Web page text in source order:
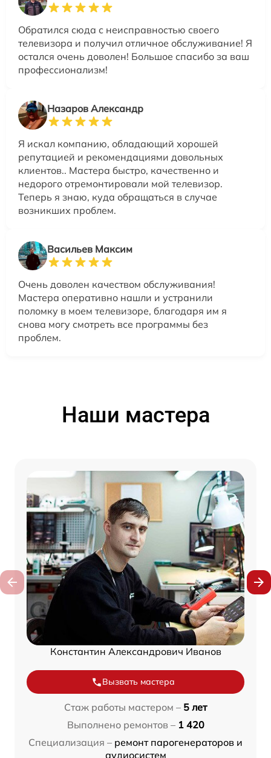
Обратился сюда с неисправностью своего
телевизора и получил отличное обслуживание! Я
остался очень доволен! Большое спасибо за ваш
профессионализм!
Назаров Александр
Я искал компанию, обладающий хорошей
репутацией и рекомендациями довольных
клиентов.. Мастера быстро, качественно и
недорого отремонтировали мой телевизор.
Теперь я знаю, куда обращаться в случае
возникших проблем.
Васильев Максим
Очень доволен качеством обслуживания!
Мастера оперативно нашли и устранили
поломку в моем телевизоре, благодаря им я
снова могу смотреть все программы без
проблем.
Наши мастера
Константин Александрович Иванов
Вызвать мастера
Стаж работы мастером – 5 лет
Выполнено ремонтов – 1 420
Специализация – ремонт парогенераторов и
аудиосистем